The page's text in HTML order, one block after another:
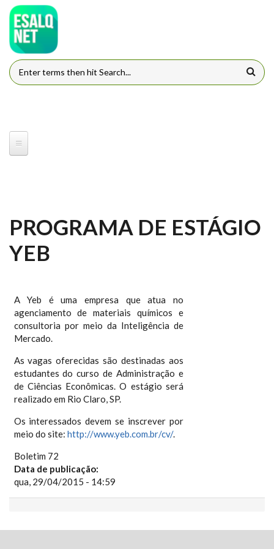
Pular para o conteúdo principal
FORMULÁRIO DE BUSCA
PROGRAMA DE ESTÁGIO
YEB
A Yeb é uma empresa que atua no
agenciamento de materiais químicos e
consultoria por meio da Inteligência de
Mercado.
As vagas oferecidas são destinadas aos
estudantes do curso de Administração e
de Ciências Econômicas. O estágio será
realizado em Rio Claro, SP.
Os interessados devem se inscrever por
meio do site: http://www.yeb.com.br/cv/.
Boletim 72
Data de publicação:
qua, 29/04/2015 - 14:59